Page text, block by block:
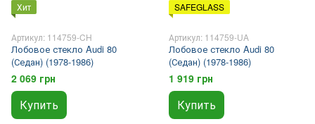
Хит
Артикул: 114759-CH
Лобовое стекло Audi 80
(Седан) (1978-1986)
2 069 грн
Купить
SAFEGLASS
Артикул: 114759-UA
Лобовое стекло Audi 80
(Седан) (1978-1986)
1 919 грн
Купить